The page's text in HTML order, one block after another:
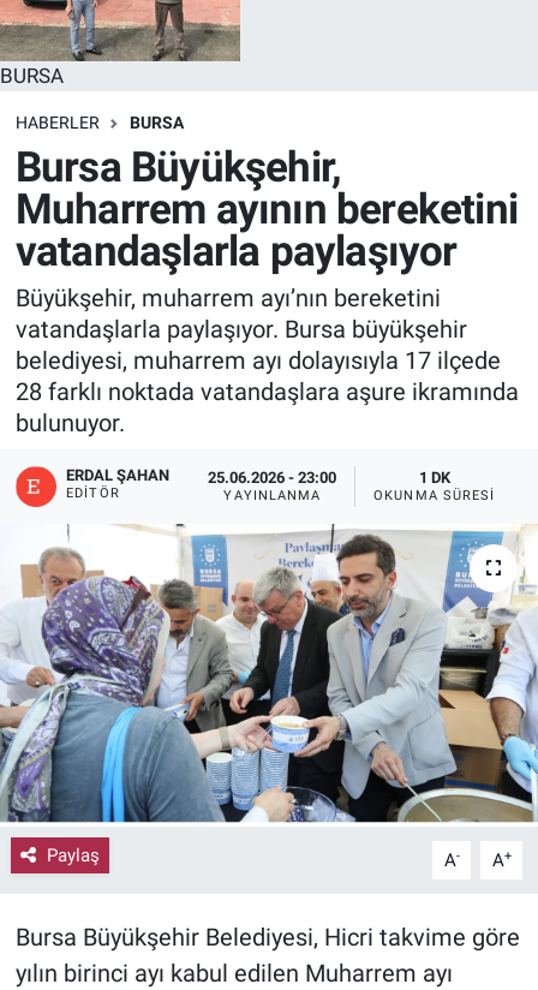
BURSA
HABERLER BURSA
Bursa Büyükşehir,
Muharrem ayının bereketini
vatandaşlarla paylaşıyor
Büyükşehir, muharrem ayı’nın bereketini
vatandaşlarla paylaşıyor. Bursa büyükşehir
belediyesi, muharrem ayı dolayısıyla 17 ilçede
28 farklı noktada vatandaşlara aşure ikramında
bulunuyor.
ERDAL ŞAHAN
EDITÖR
25.06.2026 - 23:00
YAYINLANMA
1 DK
OKUNMA SÜRESI
Paylaş A- A+
Bursa Büyükşehir Belediyesi, Hicri takvime göre
yılın birinci ayı kabul edilen Muharrem ayı